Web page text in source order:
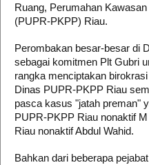
Ruang, Perumahan
(PUPR-PKPP) Riau.
Perombakan besar-besar di
sebagai komitmen Plt Gubri
rangka menciptakan
Dinas PUPR-PKPP Riau
pasca kasus "jatah preman"
PUPR-PKPP Riau nonaktif
Riau nonaktif Abdul Wahid.
Bahkan dari beberapa